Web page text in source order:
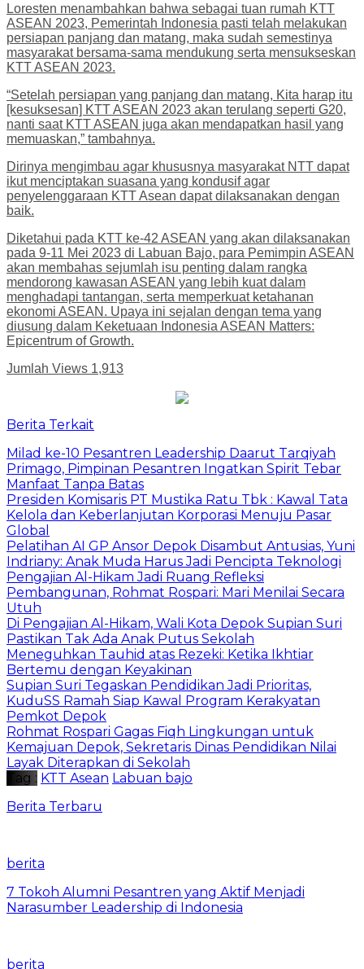
Loresten menambahkan bahwa sebagai tuan rumah KTT
ASEAN 2023, Pemerintah Indonesia pasti telah melakukan
persiapan panjang dan matang, maka sudah semestinya
masyarakat bersama-sama mendukung serta mensukseskan
KTT ASEAN 2023.
“Setelah persiapan yang panjang dan matang, Kita harap itu
[kesuksesan] KTT ASEAN 2023 akan terulang seperti G20,
nanti saat KTT ASEAN juga akan mendapatkan hasil yang
memuaskan,” tambahnya.
Dirinya mengimbau agar khususnya masyarakat NTT dapat
ikut menciptakan suasana yang kondusif agar
penyelenggaraan KTT Asean dapat dilaksanakan dengan
baik.
Diketahui pada KTT ke-42 ASEAN yang akan dilaksanakan
pada 9-11 Mei 2023 di Labuan Bajo, para Pemimpin ASEAN
akan membahas sejumlah isu penting dalam rangka
mendorong kawasan ASEAN yang lebih kuat dalam
menghadapi tantangan, serta memperkuat ketahanan
ekonomi ASEAN. Upaya ini sejalan dengan tema yang
diusung dalam Keketuaan Indonesia ASEAN Matters:
Epicentrum of Growth.
Jumlah Views 1,913
Berita Terkait
Milad ke-10 Pesantren Leadership Daarut Tarqiyah
Primago, Pimpinan Pesantren Ingatkan Spirit Tebar
Manfaat Tanpa Batas
Presiden Komisaris PT Mustika Ratu Tbk : Kawal Tata
Kelola dan Keberlanjutan Korporasi Menuju Pasar
Global
Pelatihan AI GP Ansor Depok Disambut Antusias, Yuni
Indriany: Anak Muda Harus Jadi Pencipta Teknologi
Pengajian Al-Hikam Jadi Ruang Refleksi
Pembangunan, Rohmat Rospari: Mari Menilai Secara
Utuh
Di Pengajian Al-Hikam, Wali Kota Depok Supian Suri
Pastikan Tak Ada Anak Putus Sekolah
Meneguhkan Tauhid atas Rezeki: Ketika Ikhtiar
Bertemu dengan Keyakinan
Supian Suri Tegaskan Pendidikan Jadi Prioritas,
KuduSS Ramah Siap Kawal Program Kerakyatan
Pemkot Depok
Rohmat Rospari Gagas Fiqh Lingkungan untuk
Kemajuan Depok, Sekretaris Dinas Pendidikan Nilai
Layak Diterapkan di Sekolah
Tag : KTT Asean Labuan bajo
Berita Terbaru
berita
7 Tokoh Alumni Pesantren yang Aktif Menjadi
Narasumber Leadership di Indonesia
berita